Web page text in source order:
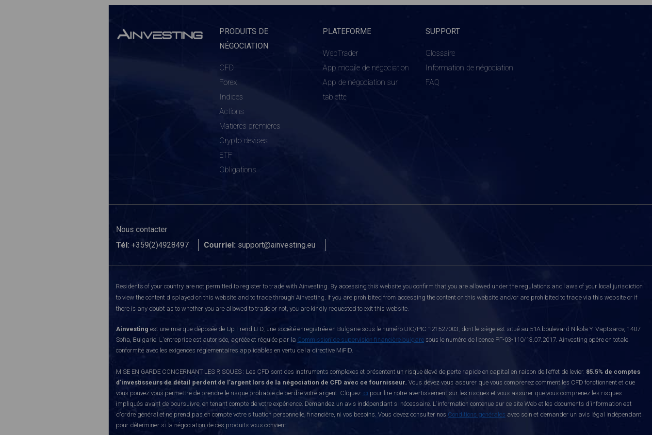
PRODUITS DE
NÉGOCIATION
CFD
Forex
Indices
Actions
Matières premières
Crypto devises
ETF
Obligations
PLATEFORME
WebTrader
App mobile de négociation
App de négociation sur
tablette
SUPPORT
Glossaire
Information de négociation
FAQ
Nous contacter
Tél: +359(2)4928497 Courriel: support@ainvesting.eu
Residents of your country are not permitted to register to trade with Ainvesting. By accessing this website you confirm that you are allowed under the regulations and laws of your local jurisdiction
to view the content displayed on this website and to trade through Ainvesting. If you are prohibited from accessing the content on this website and/or are prohibited to trade via this website or if
there is any doubt as to whether you are allowed to trade or not, you are kindly requested to exit this website.
Ainvesting est une marque déposée de Up Trend LTD, une société enregistrée en Bulgarie sous le numéro UIC/PIC 121527003, dont le siège est situé au 51A boulevard Nikola Y. Vaptsarov, 1407
Sofia, Bulgarie. L'entreprise est autorisée, agréée et régulée par la Commission de supervision financière bulgare sous le numéro de licence РГ-03-110/13.07.2017. Ainvesting opère en totale
conformité avec les exigences réglementaires applicables en vertu de la directive MiFID.
MISE EN GARDE CONCERNANT LES RISQUES : Les CFD sont des instruments complexes et présentent un risque élevé de perte rapide en capital en raison de l’effet de levier. 85.5% de comptes
d’investisseurs de détail perdent de l’argent lors de la négociation de CFD avec ce fournisseur. Vous devez vous assurer que vous comprenez comment les CFD fonctionnent et que
vous pouvez vous permettre de prendre le risque probable de perdre votre argent. Cliquez ici pour lire notre avertissement sur les risques et vous assurer que vous comprenez les risques
impliqués avant de poursuivre, en tenant compte de votre expérience. Demandez un avis indépendant si nécessaire. L'information contenue sur ce site Web et les documents d'information est
d'ordre général et ne prend pas en compte votre situation personnelle, financière, ni vos besoins. Vous devez consulter nos Conditions générales avec soin et demander un avis légal indépendant
pour déterminer si la négociation de ces produits vous convient.